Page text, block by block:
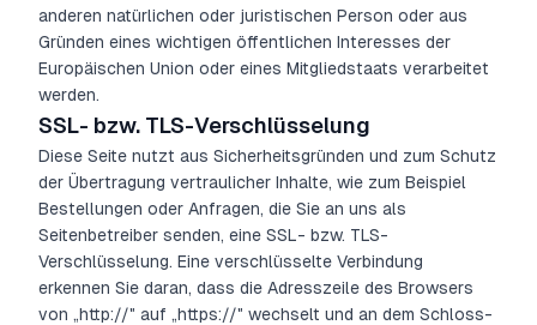
anderen natürlichen oder juristischen Person oder aus
Gründen eines wichtigen öffentlichen Interesses der
Europäischen Union oder eines Mitgliedstaats verarbeitet
werden.
SSL- bzw. TLS-Verschlüsselung
Diese Seite nutzt aus Sicherheitsgründen und zum Schutz
der Übertragung vertraulicher Inhalte, wie zum Beispiel
Bestellungen oder Anfragen, die Sie an uns als
Seitenbetreiber senden, eine SSL- bzw. TLS-
Verschlüsselung. Eine verschlüsselte Verbindung
erkennen Sie daran, dass die Adresszeile des Browsers
von „http://" auf „https://" wechselt und an dem Schloss-